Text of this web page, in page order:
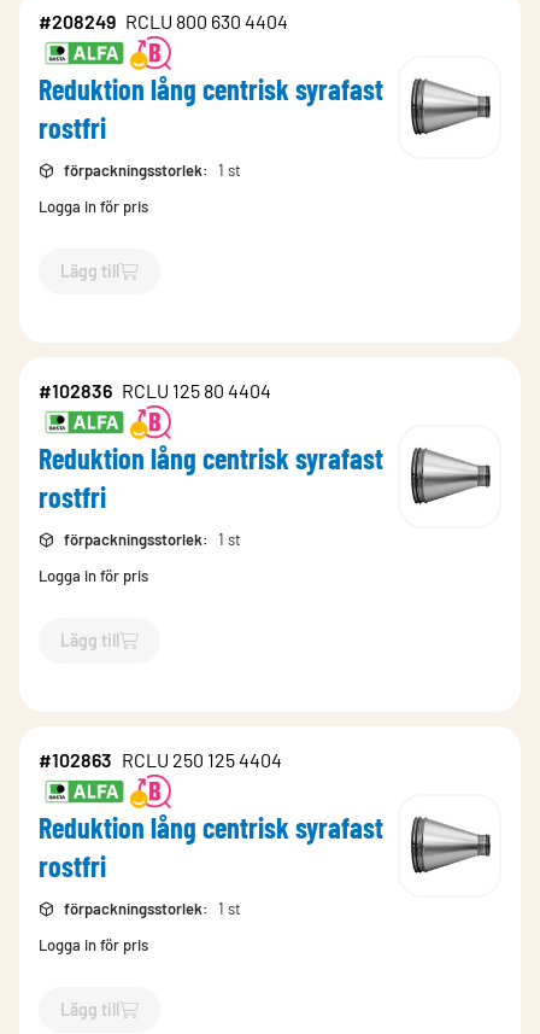
#208249 RCLU 800 630 4404
Reduktion lång centrisk syrafast
rostfri
förpackningsstorlek:
1 st
Logga in för pris
Lägg till
`$Lägg till
#102836 RCLU 125 80 4404
Reduktion lång centrisk syrafast
rostfri
förpackningsstorlek:
1 st
Logga in för pris
Lägg till
`$Lägg till
#102863 RCLU 250 125 4404
Reduktion lång centrisk syrafast
rostfri
förpackningsstorlek:
1 st
Logga in för pris
Lägg till
`$Lägg till